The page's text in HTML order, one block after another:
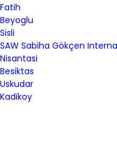
Sabiha Gökçen